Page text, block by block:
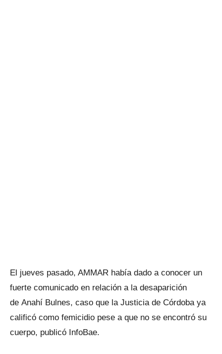
El jueves pasado, AMMAR había dado a conocer un
fuerte comunicado en relación a la desaparición
de Anahí Bulnes, caso que la Justicia de Córdoba ya
calificó como femicidio pese a que no se encontró su
cuerpo, publicó InfoBae.